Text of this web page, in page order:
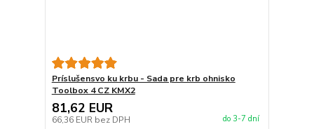
Príslušensvo ku krbu - Sada pre krb ohnisko
Toolbox 4 CZ KMX2
81,62 EUR
66,36 EUR bez DPH do 3-7 dní